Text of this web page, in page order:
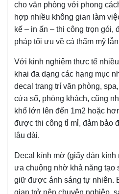
cho văn phòng với phong
hợp nhiều không gian làm
kế – in ấn – thi công trọn gói,
pháp tối ưu về cả thẩm mỹ
Với kinh nghiệm thực tế
khai đa dạng các hạng mục
decal trang trí văn phòng,
cửa sổ, phòng khách, cũng
khổ lớn lên đến 1m2 hoặc
được thi công tỉ mỉ, đảm bảo
lâu dài.
Decal kính mờ (giấy dán
ưa chuộng nhờ khả năng tạo
giữ được ánh sáng tự nhiên.